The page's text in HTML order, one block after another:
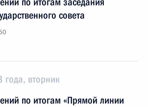
совета
вторник
по итогам «Прямой линии